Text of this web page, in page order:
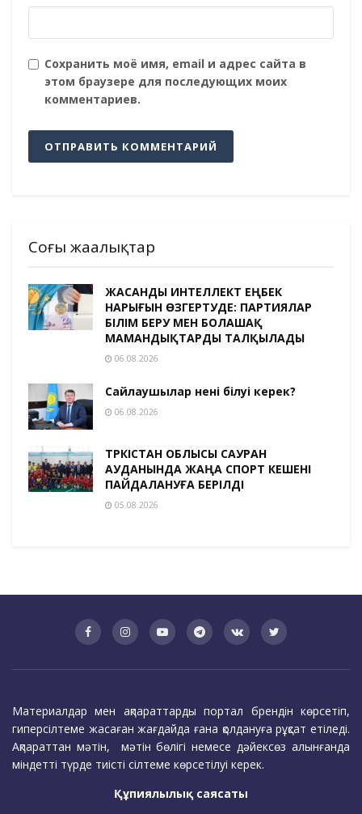
Сохранить моё имя, email и адрес сайта в
этом браузере для последующих моих
комментариев.
Соңғы жаңалықтар
ЖАСАНДЫ ИНТЕЛЛЕКТ ЕҢБЕК
НАРЫҒЫН ӨЗГЕРТУДЕ: ПАРТИЯЛАР
БІЛІМ БЕРУ МЕН БОЛАШАҚ
МАМАНДЫҚТАРДЫ ТАЛҚЫЛАДЫ
06.08.2026
Сайлаушылар нені білуі керек?
06.08.2026
ТҮРКІСТАН ОБЛЫСЫ САУРАН
АУДАНЫНДА ЖАҢА СПОРТ КЕШЕНІ
ПАЙДАЛАНУҒА БЕРІЛДІ
05.08.2026
Материалдар мен ақпараттарды портал брендін көрсетіп,
гиперсілтеме жасаған жағдайда ғана қолдануға рұқсат етіледі.
Ақпараттан мәтін, мәтін бөлігі немесе дәйексөз алынғанда
міндетті түрде тиісті сілтеме көрсетілуі керек.
Құпиялылық саясаты